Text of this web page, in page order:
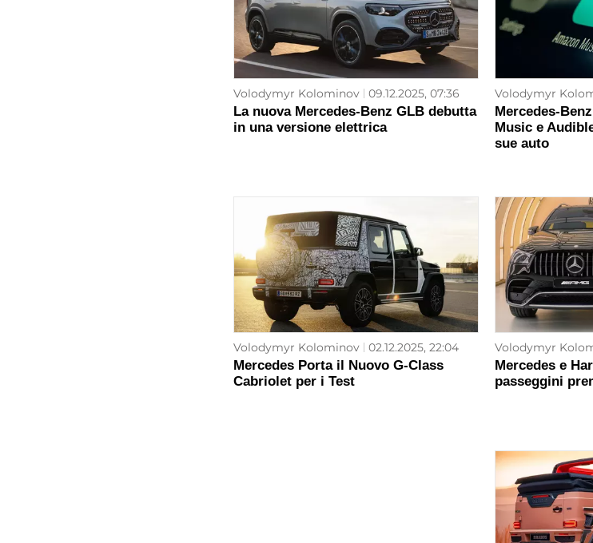
Volodymyr Kolominov 09.12.2025, 07:36
La nuova Mercedes-Benz GLB debutta
in una versione elettrica
Volodymyr
Mercedes-
Music e
sue auto
Volodymyr Kolominov 02.12.2025, 22:04
Mercedes Porta il Nuovo G-Class
Cabriolet per i Test
Volodymyr
Mercedes e
passeggini